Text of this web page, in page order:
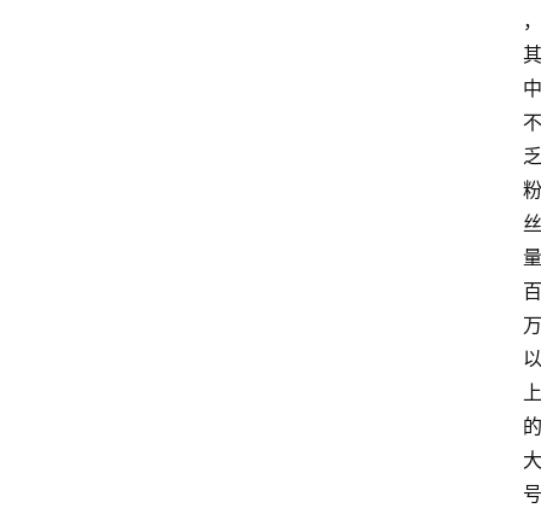
，
其
中
不
乏
粉
丝
量
百
万
以
上
的
大
号